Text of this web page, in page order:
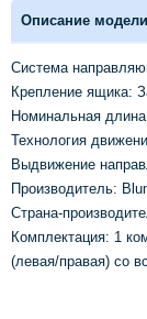
Описание модели
Система
Крепление ящика:
Номинальная
Технология
Выдвижение
Производитель:
Страна-
Комплектация: 1
(левая/правая) со